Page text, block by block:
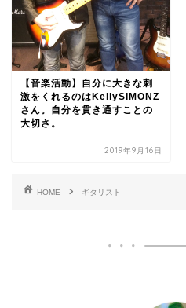
【音楽活動】自分に大きな刺
激をくれるのはKellySIMONZ
さん。自分を貫き通すことの
大切さ。
2019年9月16日
HOME ギタリスト